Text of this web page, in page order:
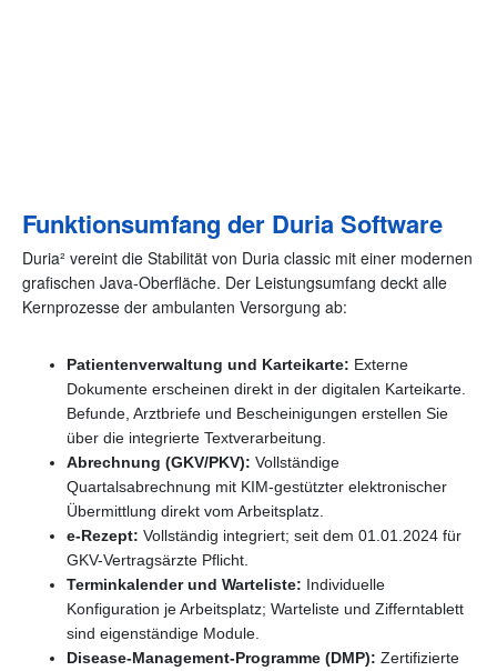
Funktionsumfang der Duria Software
Duria² vereint die Stabilität von Duria classic mit einer modernen
grafischen Java-Oberfläche. Der Leistungsumfang deckt alle
Kernprozesse der ambulanten Versorgung ab:
Patientenverwaltung und Karteikarte: Externe
Dokumente erscheinen direkt in der digitalen Karteikarte.
Befunde, Arztbriefe und Bescheinigungen erstellen Sie
über die integrierte Textverarbeitung.
Abrechnung (GKV/PKV): Vollständige
Quartalsabrechnung mit KIM-gestützter elektronischer
Übermittlung direkt vom Arbeitsplatz.
e-Rezept: Vollständig integriert; seit dem 01.01.2024 für
GKV-Vertragsärzte Pflicht.
Terminkalender und Warteliste: Individuelle
Konfiguration je Arbeitsplatz; Warteliste und Zifferntablett
sind eigenständige Module.
Disease-Management-Programme (DMP): Zertifizierte